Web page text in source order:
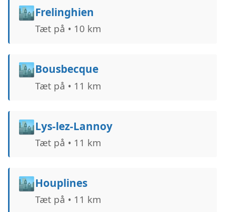
🏙️Frelinghien
Tæt på • 10 km
🏙️Bousbecque
Tæt på • 11 km
🏙️Lys-lez-Lannoy
Tæt på • 11 km
🏙️Houplines
Tæt på • 11 km